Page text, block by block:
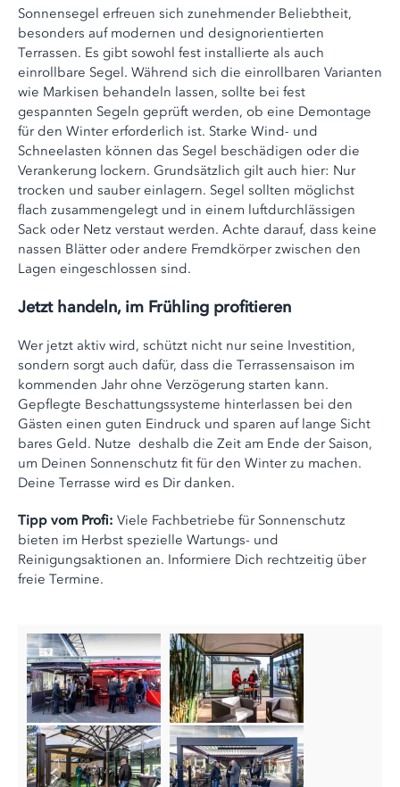
Sonnensegel erfreuen sich zunehmender Beliebtheit,
besonders auf modernen und designorientierten
Terrassen. Es gibt sowohl fest installierte als auch
einrollbare Segel. Während sich die einrollbaren Varianten
wie Markisen behandeln lassen, sollte bei fest
gespannten Segeln geprüft werden, ob eine Demontage
für den Winter erforderlich ist. Starke Wind- und
Schneelasten können das Segel beschädigen oder die
Verankerung lockern. Grundsätzlich gilt auch hier: Nur
trocken und sauber einlagern. Segel sollten möglichst
flach zusammengelegt und in einem luftdurchlässigen
Sack oder Netz verstaut werden. Achte darauf, dass keine
nassen Blätter oder andere Fremdkörper zwischen den
Lagen eingeschlossen sind.
Jetzt handeln, im Frühling profitieren
Wer jetzt aktiv wird, schützt nicht nur seine Investition,
sondern sorgt auch dafür, dass die Terrassensaison im
kommenden Jahr ohne Verzögerung starten kann.
Gepflegte Beschattungssysteme hinterlassen bei den
Gästen einen guten Eindruck und sparen auf lange Sicht
bares Geld. Nutze deshalb die Zeit am Ende der Saison,
um Deinen Sonnenschutz fit für den Winter zu machen.
Deine Terrasse wird es Dir danken.
Tipp vom Profi: Viele Fachbetriebe für Sonnenschutz
bieten im Herbst spezielle Wartungs- und
Reinigungsaktionen an. Informiere Dich rechtzeitig über
freie Termine.